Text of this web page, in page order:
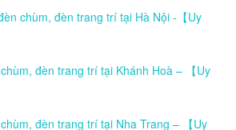
chùm, đèn trang trí tại Hà Nội -【Uy
đèn trang trí tại Khánh Hoà – 【Uy
đèn trang trí tại Nha Trang – 【Uy